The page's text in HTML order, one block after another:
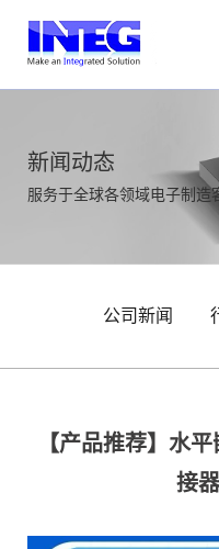
新闻动态
服务于全球各领域电子制造
公司新闻
【产品推荐】水
接